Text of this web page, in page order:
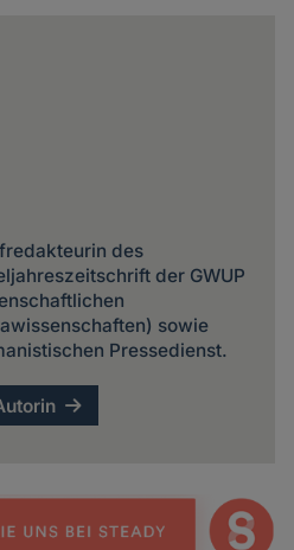
des
der GWUP
sowie
Pressedienst.